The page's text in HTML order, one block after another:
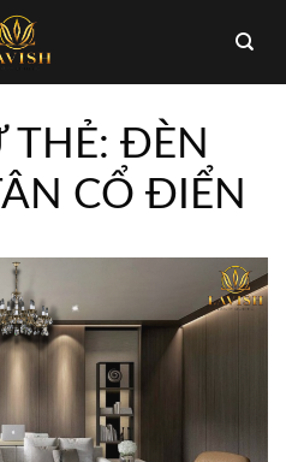
THẺ: ĐÈN
CỔ ĐIỂN